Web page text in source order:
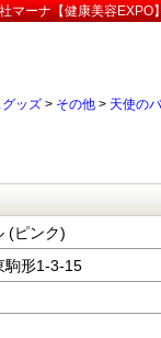
マーナ【健康美容EXPO
ッズ > その他 > 天使の
(ピンク)
形1-3-15